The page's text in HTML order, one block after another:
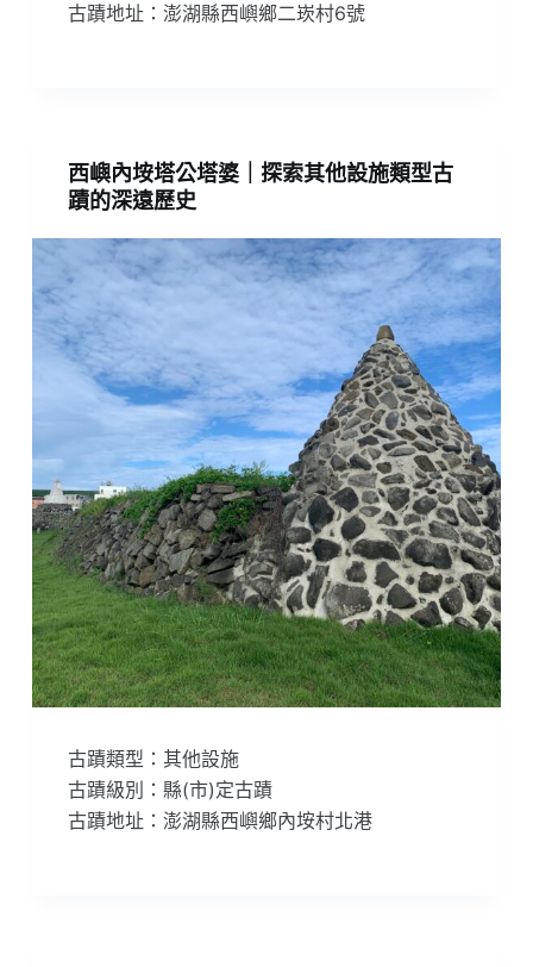
古蹟地址：澎湖縣西嶼鄉二崁村6號
西嶼內垵塔公塔婆｜探索其他設施類型古
蹟的深遠歷史
古蹟類型：其他設施
古蹟級別：縣(市)定古蹟
古蹟地址：澎湖縣西嶼鄉內垵村北港